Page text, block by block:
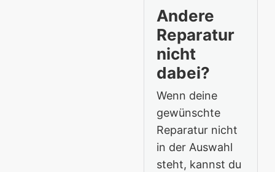
Andere
Reparatur
nicht
dabei?
Wenn deine
gewünschte
Reparatur nicht
in der Auswahl
steht, kannst du